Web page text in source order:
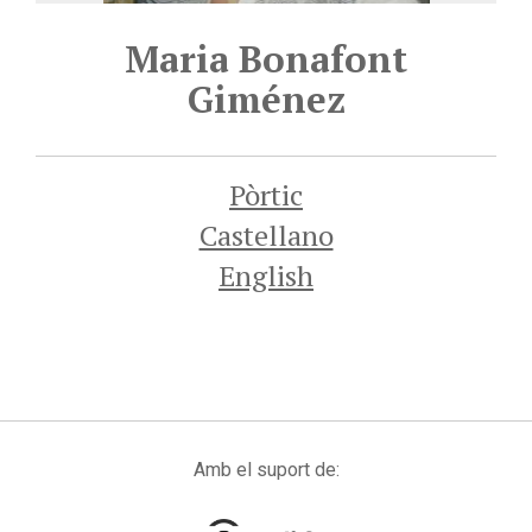
Maria Bonafont
Giménez
Pòrtic
Castellano
English
Amb el suport de: